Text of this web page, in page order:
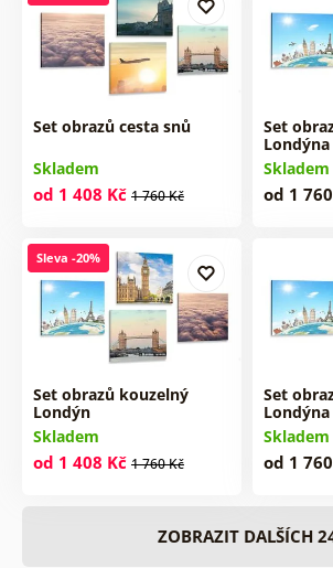
Set obrazů cesta snů
Skladem
od 1 408 Kč 1 760 Kč
Set
Londýna
Skladem
od 1
Sleva -20%
Set obrazů kouzelný
Londýn
Skladem
od 1 408 Kč 1 760 Kč
Set
Londýna
Skladem
od 1
ZOBRAZIT DALŠÍCH